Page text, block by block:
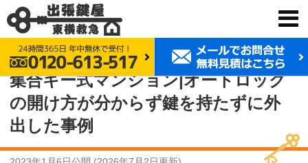
鍵交換 東横救急 事例紹介 集合キー式マンション|オートロックの開け方が分からず鍵を持たずに外出した事例
集合キー式マンション|オートロック
の開け方が分からず鍵を持たずに外
出した事例